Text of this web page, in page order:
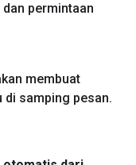
permintaan
membuat
di samping pesan.